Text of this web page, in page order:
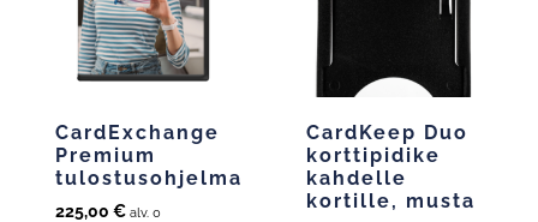
CardExchange
Premium
tulostusohjelma
225,00 € alv. 0
CardKeep Duo
korttipidike
kahdelle
kortille, musta